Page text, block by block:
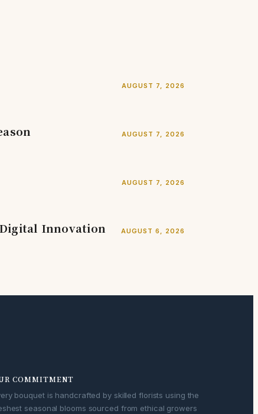
AUGUST 7, 2026
AUGUST 7, 2026
AUGUST 7, 2026
Innovation AUGUST 6, 2026
COMMITMENT
bouquet is handcrafted by skilled florists using the
seasonal blooms sourced from ethical growers